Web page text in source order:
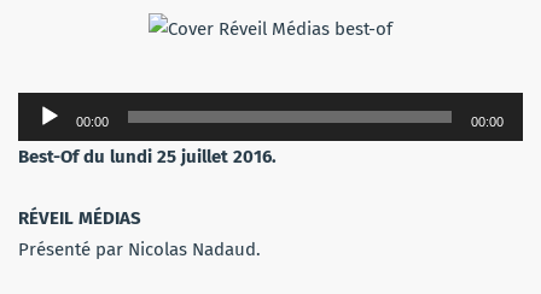
Lecteur
audio
00:00 00:00
Best-Of du lundi 25 juillet 2016.
RÉVEIL MÉDIAS
Présenté par Nicolas Nadaud.